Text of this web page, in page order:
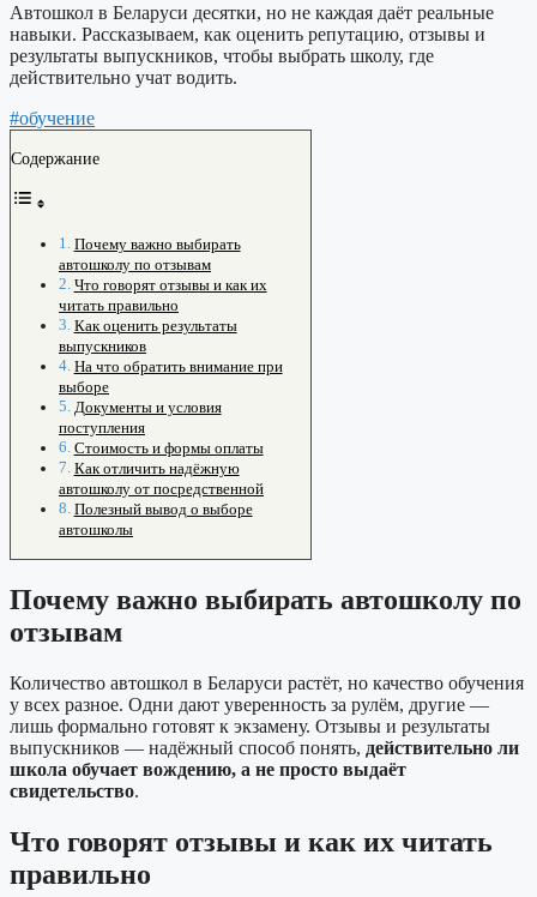
Автошкол в Беларуси десятки, но не каждая даёт реальные
навыки. Рассказываем, как оценить репутацию, отзывы и
результаты выпускников, чтобы выбрать школу, где
действительно учат водить.
#обучение
Содержание
Почему важно выбирать
автошколу по отзывам
Что говорят отзывы и как их
читать правильно
Как оценить результаты
выпускников
На что обратить внимание при
выборе
Документы и условия
поступления
Стоимость и формы оплаты
Как отличить надёжную
автошколу от посредственной
Полезный вывод о выборе
автошколы
Почему важно выбирать автошколу по
отзывам
Количество автошкол в Беларуси растёт, но качество обучения
у всех разное. Одни дают уверенность за рулём, другие —
лишь формально готовят к экзамену. Отзывы и результаты
выпускников — надёжный способ понять, действительно ли
школа обучает вождению, а не просто выдаёт
свидетельство.
Что говорят отзывы и как их читать
правильно